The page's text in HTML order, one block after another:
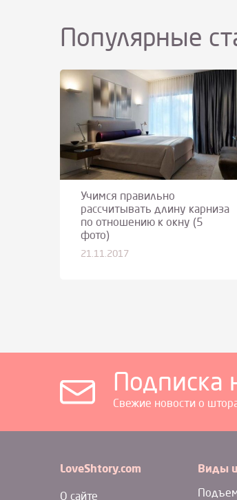
Популярные
Учимся правильно
рассчитывать длину карниза
по отношению к окну (5
фото)
21.11.2017
Подписка
Свежие новости о
LoveShtory.com
О сайте
Виды